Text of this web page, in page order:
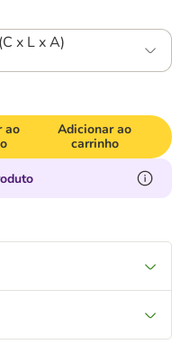
x L x A)
ao
Adicionar ao
carrinho